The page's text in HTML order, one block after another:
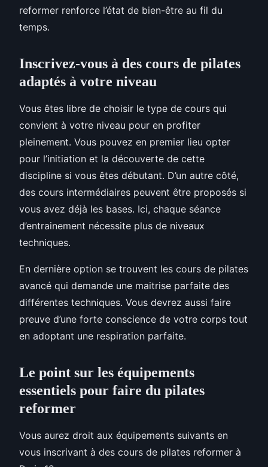
reformer renforce l’état de bien-être au fil du
temps.
Inscrivez-vous à des cours de pilates
adaptés à votre niveau
Vous êtes libre de choisir le type de cours qui
convient à votre niveau pour en profiter
pleinement. Vous pouvez en premier lieu opter
pour l’initiation et la découverte de cette
discipline si vous êtes débutant. D’un autre côté,
des cours intermédiaires peuvent être proposés si
vous avez déjà les bases. Ici, chaque séance
d’entrainement nécessite plus de niveaux
techniques.
En dernière option se trouvent les cours de pilates
avancé qui demande une maitrise parfaite des
différentes techniques. Vous devrez aussi faire
preuve d’une forte conscience de votre corps tout
en adoptant une respiration parfaite.
Le point sur les équipements
essentiels pour faire du pilates
reformer
Vous aurez droit aux équipements suivants en
vous inscrivant à des cours de pilates reformer à